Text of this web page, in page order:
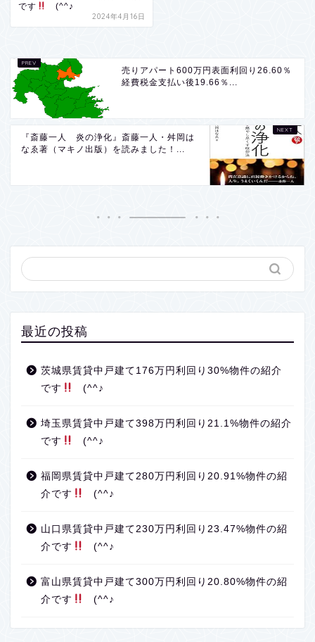
です
(^^♪
2024年4月16日
売りアパート600万円表面利回り26.60％
経費税金支払い後19.66％...
『斎藤一人 炎の浄化』斎藤一人・舛岡は
なゑ著（マキノ出版）を読みました！...
最近の投稿
茨城県賃貸中戸建て176万円利回り30%物件の紹介
です
(^^♪
埼玉県賃貸中戸建て398万円利回り21.1%物件の紹介
です
(^^♪
福岡県賃貸中戸建て280万円利回り20.91%物件の紹
介です
(^^♪
山口県賃貸中戸建て230万円利回り23.47%物件の紹
介です
(^^♪
富山県賃貸中戸建て300万円利回り20.80%物件の紹
介です
(^^♪